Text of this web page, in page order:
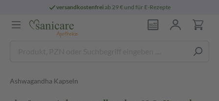
versandkostenfreiab 29 € und für E-Rezepte
Ashwagandha Kapseln